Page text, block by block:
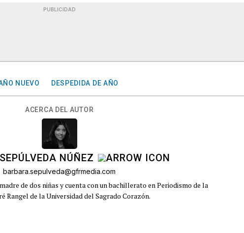
PUBLICIDAD
NUEVO DESPEDIDA DE AÑO
ACERCA DEL AUTOR
NÚÑEZ
barbara.sepulveda@gfrmedia.com
de dos niñas y cuenta con un bachillerato en Periodismo de la
Rangel de la Universidad del Sagrado Corazón.